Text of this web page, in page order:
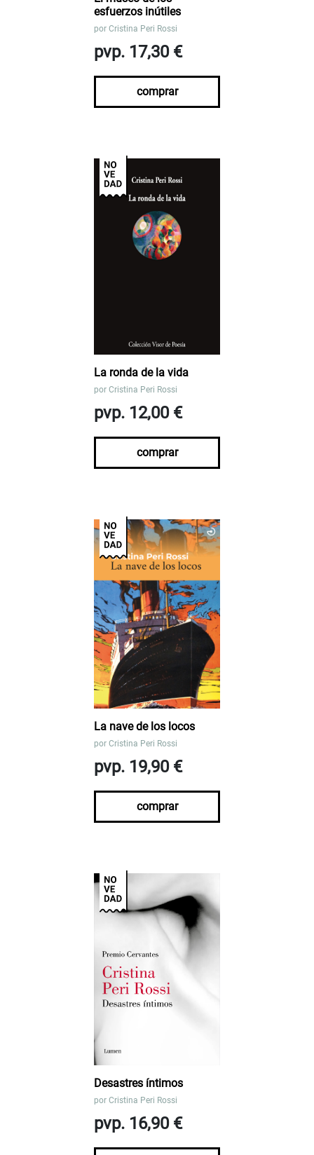
esfuerzos inútiles
por Cristina Peri Rossi
pvp. 17,30 €
comprar
La ronda de la vida
por Cristina Peri Rossi
pvp. 12,00 €
comprar
La nave de los locos
por Cristina Peri Rossi
pvp. 19,90 €
comprar
Desastres íntimos
por Cristina Peri Rossi
pvp. 16,90 €